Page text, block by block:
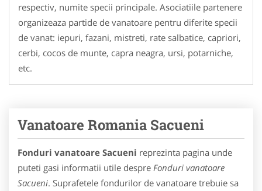
respectiv, numite specii principale. Asociatiile partenere
organizeaza partide de vanatoare pentru diferite specii
de vanat: iepuri, fazani, mistreti, rate salbatice, capriori,
cerbi, cocos de munte, capra neagra, ursi, potarniche,
etc.
Vanatoare Romania Sacueni
Fonduri vanatoare Sacueni reprezinta pagina unde
puteti gasi informatii utile despre Fonduri vanatoare
Sacueni. Suprafetele fondurilor de vanatoare trebuie sa